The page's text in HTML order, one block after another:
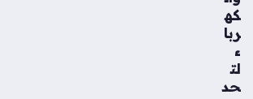
كه
ربا
ء
لت
حد